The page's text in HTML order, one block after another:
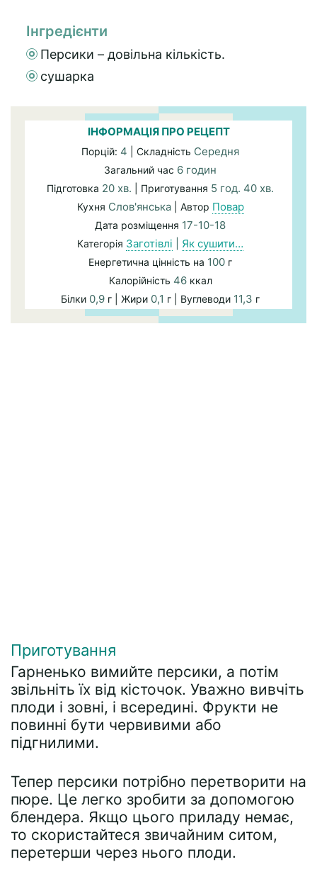
Інгредієнти
Персики – довільна кількість.
сушарка
ІНФОРМАЦІЯ ПРО РЕЦЕПТ
Порцій: 4 | Складність Середня
Загальний час 6 годин
Підготовка 20 хв. | Приготування 5 год. 40 хв.
Кухня Слов'янська| Автор Повар
Дата розміщення 17-10-18
Категорія Заготівлі Як сушити…
Енергетична цінність на 100 г
Калорійність 46ккал
Білки 0,9 г | Жири 0,1 г | Вуглеводи 11,3 г
Приготування
Гарненько вимийте персики, а потім
звільніть їх від кісточок. Уважно вивчіть
плоди і зовні, і всередині. Фрукти не
повинні бути червивими або
підгнилими.
Тепер персики потрібно перетворити на
пюре. Це легко зробити за допомогою
блендера. Якщо цього приладу немає,
то скористайтеся звичайним ситом,
перетерши через нього плоди.